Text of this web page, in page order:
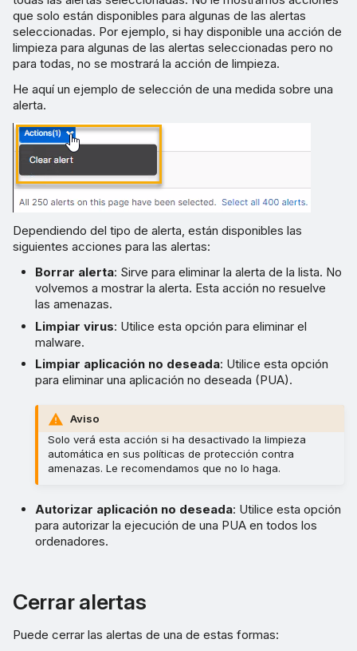
que solo están disponibles para algunas de las alertas
seleccionadas. Por ejemplo, si hay disponible una acción de
limpieza para algunas de las alertas seleccionadas pero no
para todas, no se mostrará la acción de limpieza.
He aquí un ejemplo de selección de una medida sobre una
alerta.
Dependiendo del tipo de alerta, están disponibles las
siguientes acciones para las alertas:
Borrar alerta: Sirve para eliminar la alerta de la lista. No
volvemos a mostrar la alerta. Esta acción no resuelve
las amenazas.
Limpiar virus: Utilice esta opción para eliminar el
malware.
Limpiar aplicación no deseada: Utilice esta opción
para eliminar una aplicación no deseada (PUA).
Aviso
Solo verá esta acción si ha desactivado la limpieza
automática en sus políticas de protección contra
amenazas. Le recomendamos que no lo haga.
Autorizar aplicación no deseada: Utilice esta opción
para autorizar la ejecución de una PUA en todos los
ordenadores.
Cerrar alertas
Puede cerrar las alertas de una de estas formas: